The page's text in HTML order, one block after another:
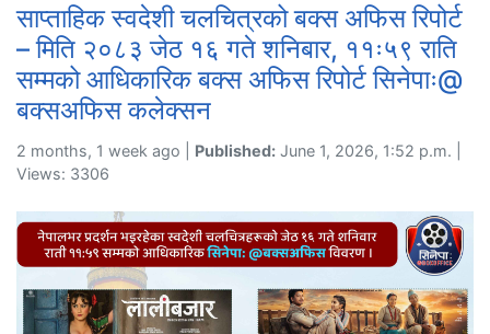
साप्ताहिक स्वदेशी चलचित्रको बक्स अफिस रिपोर्ट
– मिति २०८३ जेठ १६ गते शनिबार, ११ः५९ राति
सम्मको आधिकारिक बक्स अफिस रिपोर्ट सिनेपाः@
बक्सअफिस कलेक्सन
2 months, 1 week ago | Published: June 1, 2026, 1:52 p.m. |
Views: 3306